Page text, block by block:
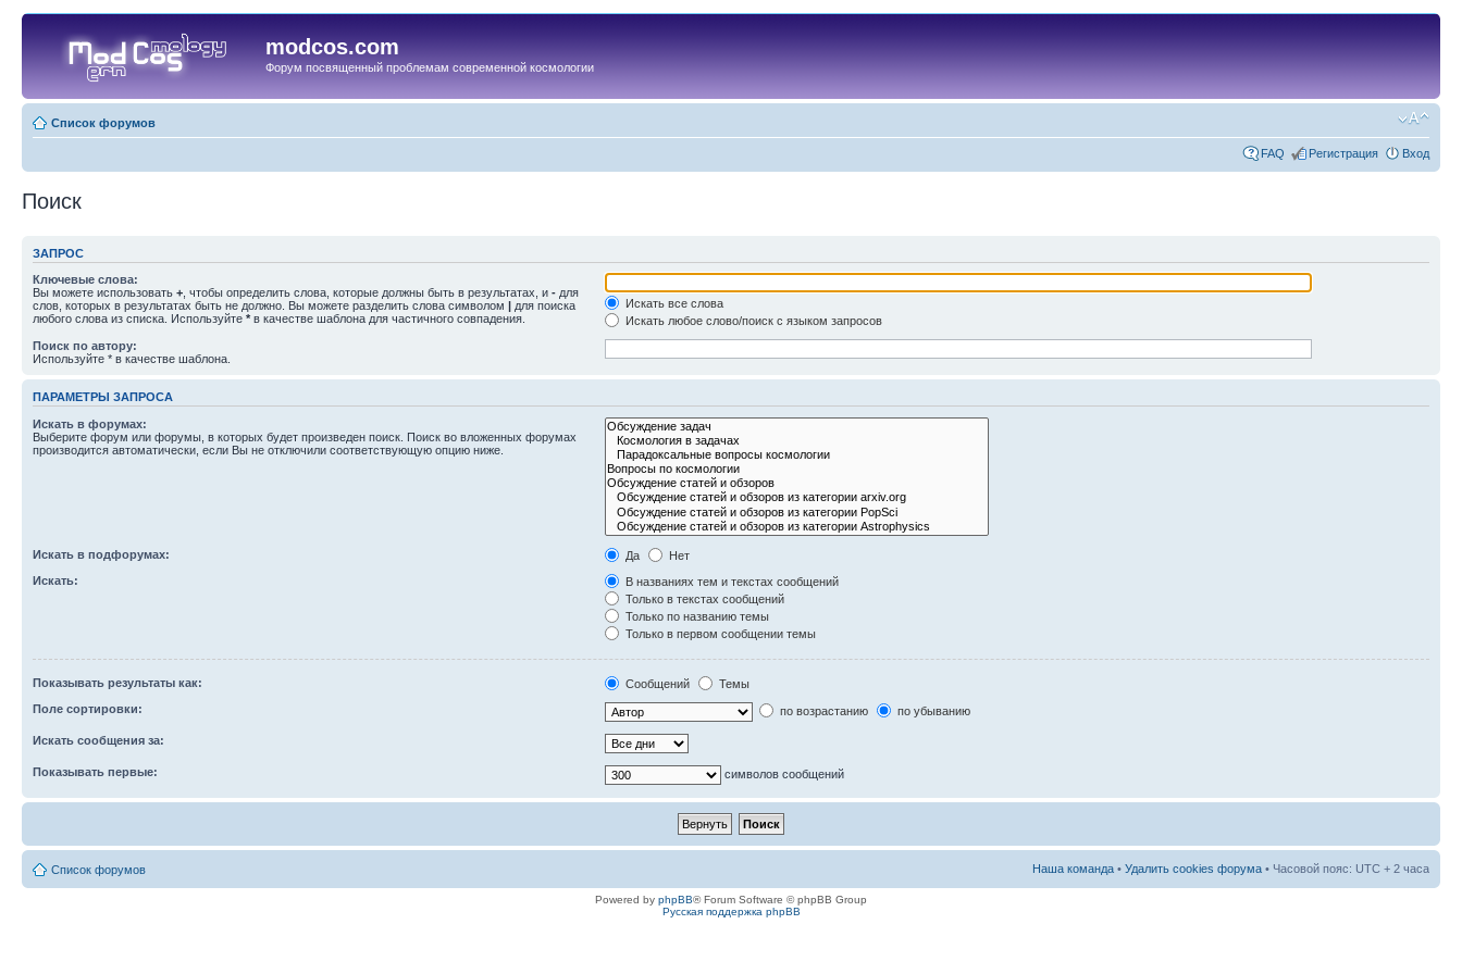
modcos.com
Форум посвященный проблемам современной космологии
Список форумов
FAQ Регистрация Вход
Поиск
ЗАПРОС
Ключевые слова:
Вы можете использовать + , чтобы определить слова, которые должны быть в результатах, и - для
слов, которых в результатах быть не должно. Вы можете разделить слова символом | для поиска
любого слова из списка. Используйте * в качестве шаблона для частичного совпадения.
Искать все слова
Искать любое слово/поиск с языком запросов
Поиск по автору:
Используйте * в качестве шаблона.
ПАРАМЕТРЫ ЗАПРОСА
Искать в форумах:
Выберите форум или форумы, в которых будет произведен поиск. Поиск во вложенных форумах
производится автоматически, если Вы не отключили соответствующую опцию ниже.
Искать в подфорумах: Да
Нет
Искать:
В названиях тем и текстах сообщений
Только в текстах сообщений
Только по названию темы
Только в первом сообщении темы
Показывать результаты как: Сообщений
Темы
Поле сортировки:
по возрастанию по убыванию
Искать сообщения за:
Показывать первые: символов сообщений
Список форумов Наша команда • Удалить cookies форума • Часовой пояс: UTC + 2 часа
Powered by phpBB® Forum Software © phpBB Group
Русская поддержка phpBB